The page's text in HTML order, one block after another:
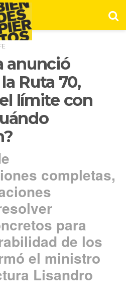
anunció
Ruta 70,
límite con
completas,
para
de los
el ministro
Lisandro